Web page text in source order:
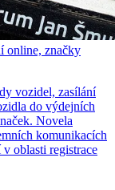
online, značky
vozidel, zasílání
do výdejních
Novela
komunikacích
oblasti registrace